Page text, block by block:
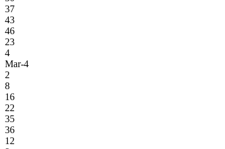
37
43
46
23
4
Mar-4
2
8
16
22
35
36
12